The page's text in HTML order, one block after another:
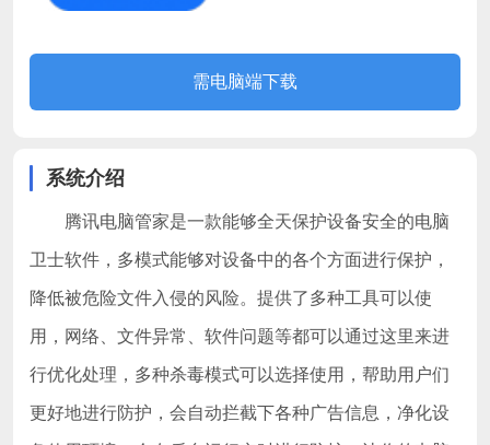
需电脑端下载
系统介绍
腾讯电脑管家是一款能够全天保护设备安全的电脑
卫士软件，多模式能够对设备中的各个方面进行保护，
降低被危险文件入侵的风险。提供了多种工具可以使
用，网络、文件异常、软件问题等都可以通过这里来进
行优化处理，多种杀毒模式可以选择使用，帮助用户们
更好地进行防护，会自动拦截下各种广告信息，净化设